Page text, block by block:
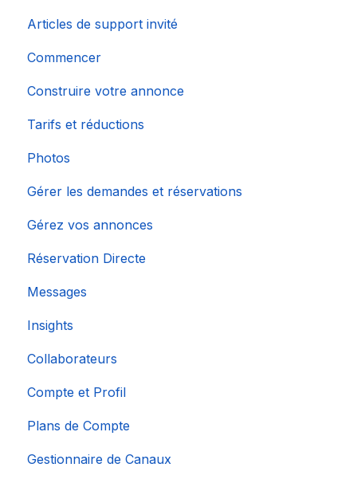
Articles de support invité
Commencer
Construire votre annonce
Tarifs et réductions
Photos
Gérer les demandes et réservations
Gérez vos annonces
Réservation Directe
Messages
Insights
Collaborateurs
Compte et Profil
Plans de Compte
Gestionnaire de Canaux